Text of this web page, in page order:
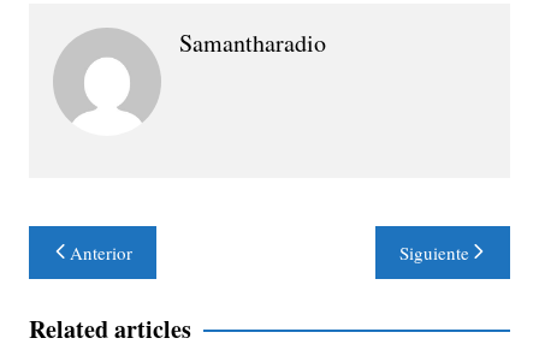
Samantharadio
Navegación
de
entradas
Anterior Siguiente
Related articles